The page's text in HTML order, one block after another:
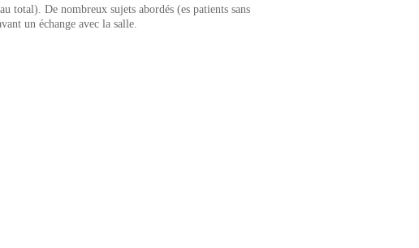
total). De nombreux sujets abordés (es patients sans
un échange avec la salle.